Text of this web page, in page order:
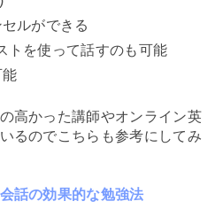
ルができる
トを使って話すのも可能
高かった講師やオンライン英
るのでこちらも参考にしてみ
話の効果的な勉強法